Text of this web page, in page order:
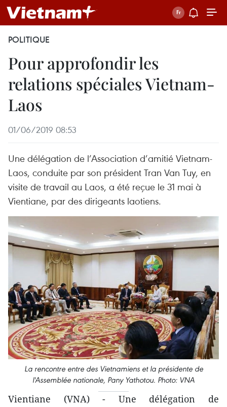
POLITIQUE
Pour approfondir les
relations spéciales Vietnam-
Laos
01/06/2019 08:53
Une délégation de l’Association d’amitié Vietnam-
Laos, conduite par son président Tran Van Tuy, en
visite de travail au Laos, a été reçue le 31 mai à
Vientiane, par des dirigeants laotiens.
La rencontre entre des Vietnamiens et la présidente de
l'Assemblée nationale, Pany Yathotou. Photo: VNA
Vientiane (VNA) - Une délégation de